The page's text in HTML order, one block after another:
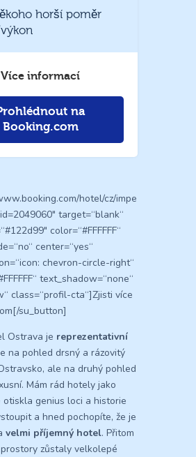
horší poměr
Více informací
na
Booking.com
hotel/cz/impe
target=“blank“
color=“#FFFFFF“
center=“yes“
chevron-circle-right“
text_shadow=“none“
class=“profil-cta“]Zjisti více
su_button]
Ostrava je reprezentativní
na pohled drsný a rázovitý
ale na druhý pohled
Mám rád hotely jako
genius loci a historie
a hned pochopíte, že je
velmi příjemný hotel. Přitom
zůstaly velkolepé